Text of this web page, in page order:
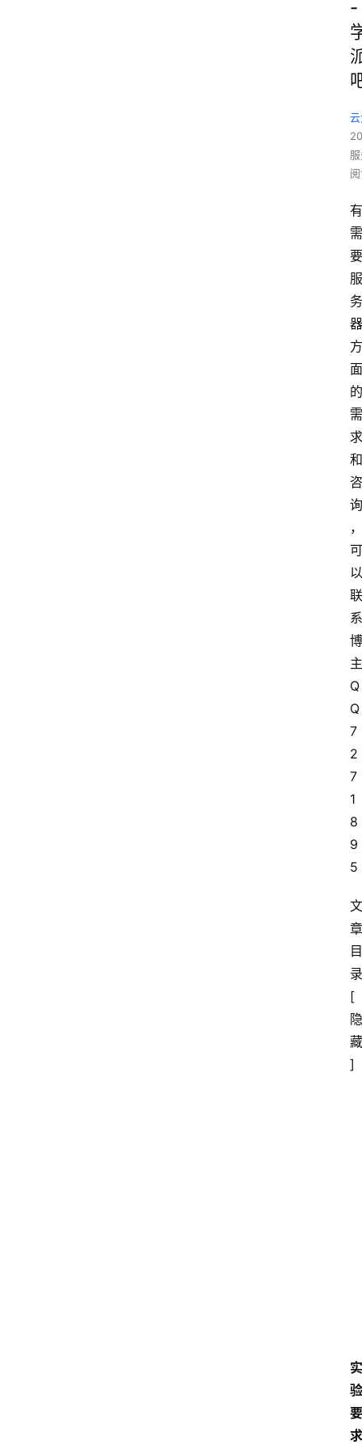
-
有
需
要
服
务
器
方
面
的
需
求
和
咨
询
，
可
以
联
系
博
主
Q
Q
7
2
7
1
8
9
5
文
章
目
录
[
隐
藏
]
实
验
要
求